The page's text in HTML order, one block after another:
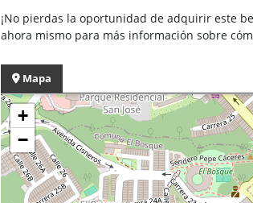
¡No pierdas la oportunidad de adquirir este
ahora mismo para más información sobre
Mapa
+
−